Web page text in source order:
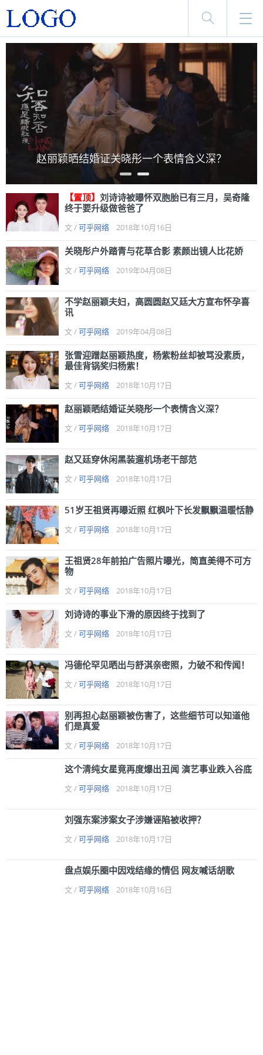
赵丽颖晒结婚证关晓彤一个表情含义深？
盘点娱乐圈中因戏结缘的情侣
【置顶】 刘诗诗被曝怀双胞胎已有三月，吴奇隆
终于要升级做爸爸了
文 /可乎网络 2018年10月16日
关晓彤户外踏青与花草合影 素颜出镜人比花娇
文 /可乎网络 2019年04月08日
不学赵丽颖夫妇，高圆圆赵又廷大方宣布怀孕喜
讯
文 /可乎网络 2019年04月08日
张雪迎蹭赵丽颖热度，杨紫粉丝却被骂没素质，
最佳背锅奖归杨紫！
文 /可乎网络 2018年10月17日
赵丽颖晒结婚证关晓彤一个表情含义深？
文 /可乎网络 2018年10月17日
赵又廷穿休闲黑装遛机场老干部范
文 /可乎网络 2018年10月17日
51岁王祖贤再曝近照 红枫叶下长发飘飘温暖恬静
文 /可乎网络 2018年10月17日
王祖贤28年前拍广告照片曝光，简直美得不可方
物
文 /可乎网络 2018年10月17日
刘诗诗的事业下滑的原因终于找到了
文 /可乎网络 2018年10月17日
冯德伦罕见晒出与舒淇亲密照，力破不和传闻！
文 /可乎网络 2018年10月17日
别再担心赵丽颖被伤害了，这些细节可以知道他
们是真爱
文 /可乎网络 2018年10月17日
这个清纯女星竟再度爆出丑闻 演艺事业跌入谷底
文 /可乎网络 2018年10月17日
刘强东案涉案女子涉嫌诬陷被收押？
文 /可乎网络 2018年10月17日
盘点娱乐圈中因戏结缘的情侣 网友喊话胡歌
文 /可乎网络 2018年10月16日